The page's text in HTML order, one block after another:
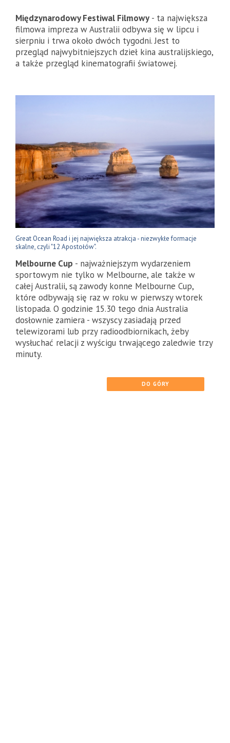
Międzynarodowy Festiwal Filmowy - ta największa
filmowa impreza w Australii odbywa się w lipcu i
sierpniu i trwa około dwóch tygodni. Jest to
przegląd najwybitniejszych dzieł kina australijskiego,
a także przegląd kinematografii światowej.
Great Ocean Road i jej największa atrakcja - niezwykłe formacje
skalne, czyli "12 Apostołów".
Melbourne Cup - najważniejszym wydarzeniem
sportowym nie tylko w Melbourne, ale także w
całej Australii, są zawody konne Melbourne Cup,
które odbywają się raz w roku w pierwszy wtorek
listopada. O godzinie 15.30 tego dnia Australia
dosłownie zamiera - wszyscy zasiadają przed
telewizorami lub przy radioodbiornikach, żeby
wysłuchać relacji z wyścigu trwającego zaledwie trzy
minuty.
DO GÓRY